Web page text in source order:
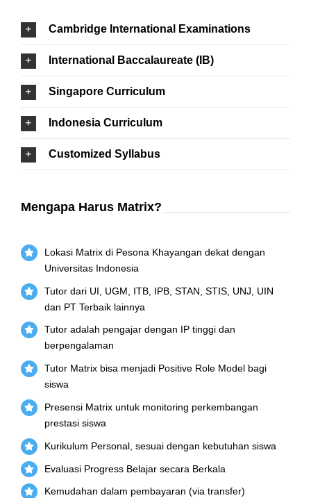
Cambridge International Examinations
International Baccalaureate (IB)
Singapore Curriculum
Indonesia Curriculum
Customized Syllabus
Mengapa Harus Matrix?
Lokasi Matrix di Pesona Khayangan dekat dengan
Universitas Indonesia
Tutor dari UI, UGM, ITB, IPB, STAN, STIS, UNJ, UIN
dan PT Terbaik lainnya
Tutor adalah pengajar dengan IP tinggi dan
berpengalaman
Tutor Matrix bisa menjadi Positive Role Model bagi
siswa
Presensi Matrix untuk monitoring perkembangan
prestasi siswa
Kurikulum Personal, sesuai dengan kebutuhan siswa
Evaluasi Progress Belajar secara Berkala
Kemudahan dalam pembayaran (via transfer)